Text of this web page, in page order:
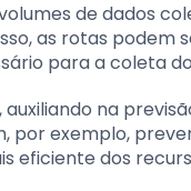
de dados
as rotas podem
para a coleta
na
por exemplo,
eficiente dos